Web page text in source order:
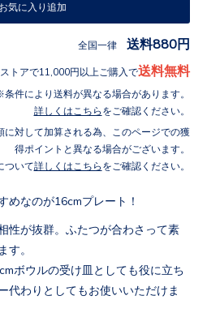
お気に入り追加
全国一律 送料880円
ストアで11,000円以上ご購入で送料無料
条件により送料が異なる場合があります。
詳しくはこちら をご確認ください。
に対して加算される為、このページでの獲
得ポイントと異なる場合がございます。
ついて詳しくはこちら をご確認ください。
めなのが16cmプレート！
性が抜群。ふたつが合わさって素
す。
ボウルの受け皿としても役に立ち
代わりとしてもお使いいただけま